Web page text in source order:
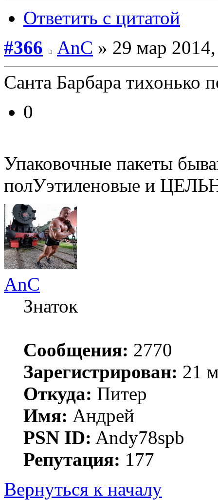
Ответить с цитатой
#366
AnC » 29 мар
Санта Барбара тихонько
0
Упаковочные пакеты
полУэтиленовые и
AnC
Знаток
Сообщения: 2770
Зарегистрирован: 21
Откуда: Питер
Имя: Андрей
PSN ID: Andy78spb
Репутация: 177
Вернуться к началу